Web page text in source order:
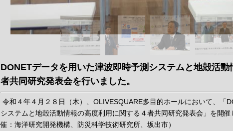
DONETデータを用いた津波即時予測システムと地殻活動
者共同研究発表会を行いました。
令和４年４月２８日（木）、OLIVESQUARE多目的ホールにおいて、「
システムと地殻活動情報の高度利用に関する４者共同研究発表会」を開
催：海洋研究開発機構、防災科学技術研究所、坂出市）